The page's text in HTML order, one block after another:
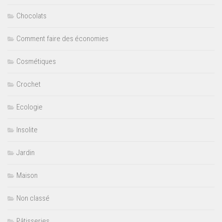
Chocolats
Comment faire des économies
Cosmétiques
Crochet
Ecologie
Insolite
Jardin
Maison
Non classé